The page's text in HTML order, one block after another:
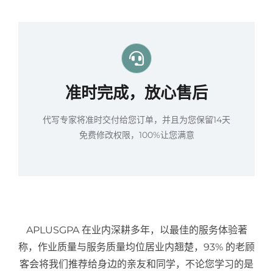
准时完成，放心售后
代写专家将准时交付给您订单，并且为您保留14天
免费修改权限，100%让您满意
APLUSGPA 在业内深耕多年，以最佳的服务体验著
称，作业质量与服务质量均位居业内翘楚，93% 的老顾
客会将我们推荐给身边的亲友和同学，不论您学习的是